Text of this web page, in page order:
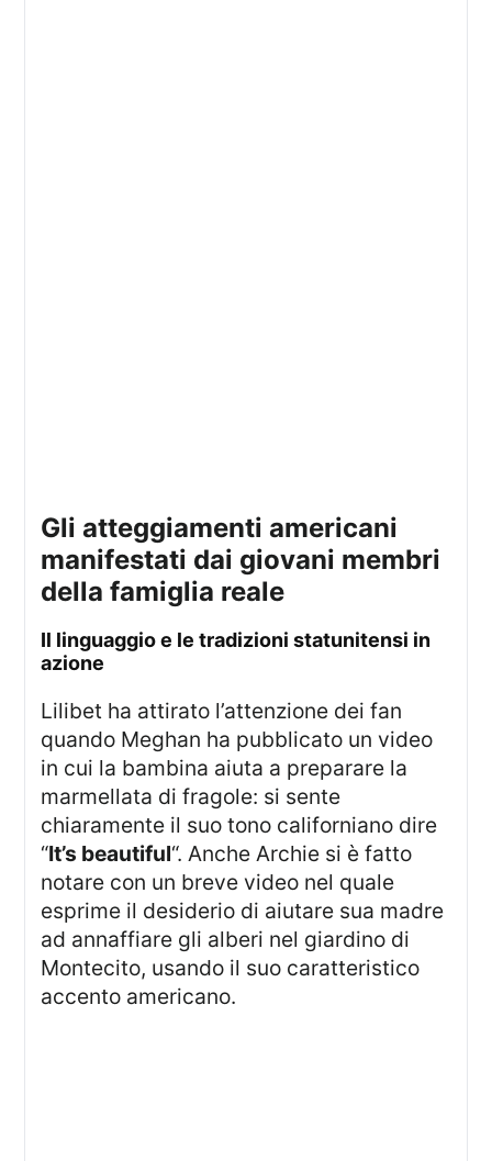
gli atteggiamenti americani
manifestati dai giovani membri
della famiglia reale
il linguaggio e le tradizioni statunitensi in
azione
Lilibet ha attirato l’attenzione dei fan
quando Meghan ha pubblicato un video
in cui la bambina aiuta a preparare la
marmellata di fragole: si sente
chiaramente il suo tono californiano dire
“It’s beautiful“. Anche Archie si è fatto
notare con un breve video nel quale
esprime il desiderio di aiutare sua madre
ad annaffiare gli alberi nel giardino di
Montecito, usando il suo caratteristico
accento americano.